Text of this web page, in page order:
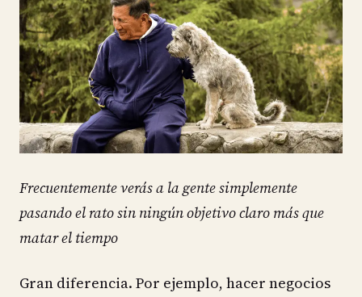
Frecuentemente verás a la gente simplemente
pasando el rato sin ningún objetivo claro más que
matar el tiempo
Gran diferencia. Por ejemplo, hacer negocios